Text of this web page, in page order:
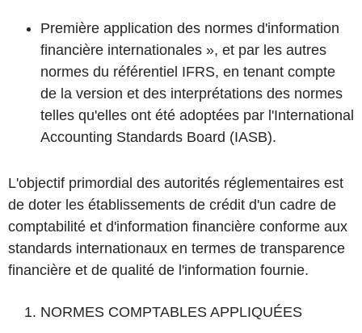
Première application des normes d'information
financière internationales », et par les autres
normes du référentiel IFRS, en tenant compte
de la version et des interprétations des normes
telles qu'elles ont été adoptées par l'International
Accounting Standards Board (IASB).
L'objectif primordial des autorités réglementaires est
de doter les établissements de crédit d'un cadre de
comptabilité et d'information financière conforme aux
standards internationaux en termes de transparence
financière et de qualité de l'information fournie.
NORMES COMPTABLES APPLIQUÉES